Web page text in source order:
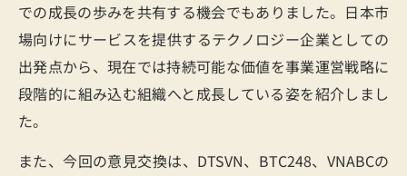
での成長の歩みを共有する機会でもありました。日本市
場向けにサービスを提供するテクノロジー企業としての
出発点から、現在では持続可能な価値を事業運営戦略に
段階的に組み込む組織へと成長している姿を紹介しまし
た。
また、今回の意見交換は、DTSVN、BTC248、VNABCの